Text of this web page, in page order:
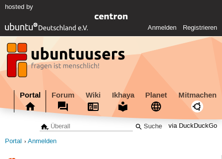
hosted by
Anmelden Registrieren
Portal Forum Wiki Ikhaya Planet Mitmachen
via DuckDuckGo
Portal Anmelden